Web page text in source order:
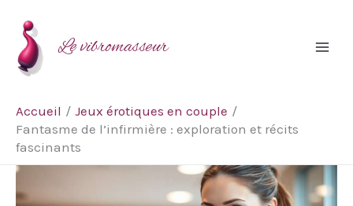
contenu
Le vibromasseur
Accueil
Jeux érotiques en couple
Fantasme de l’infirmière : exploration et récits
fascinants